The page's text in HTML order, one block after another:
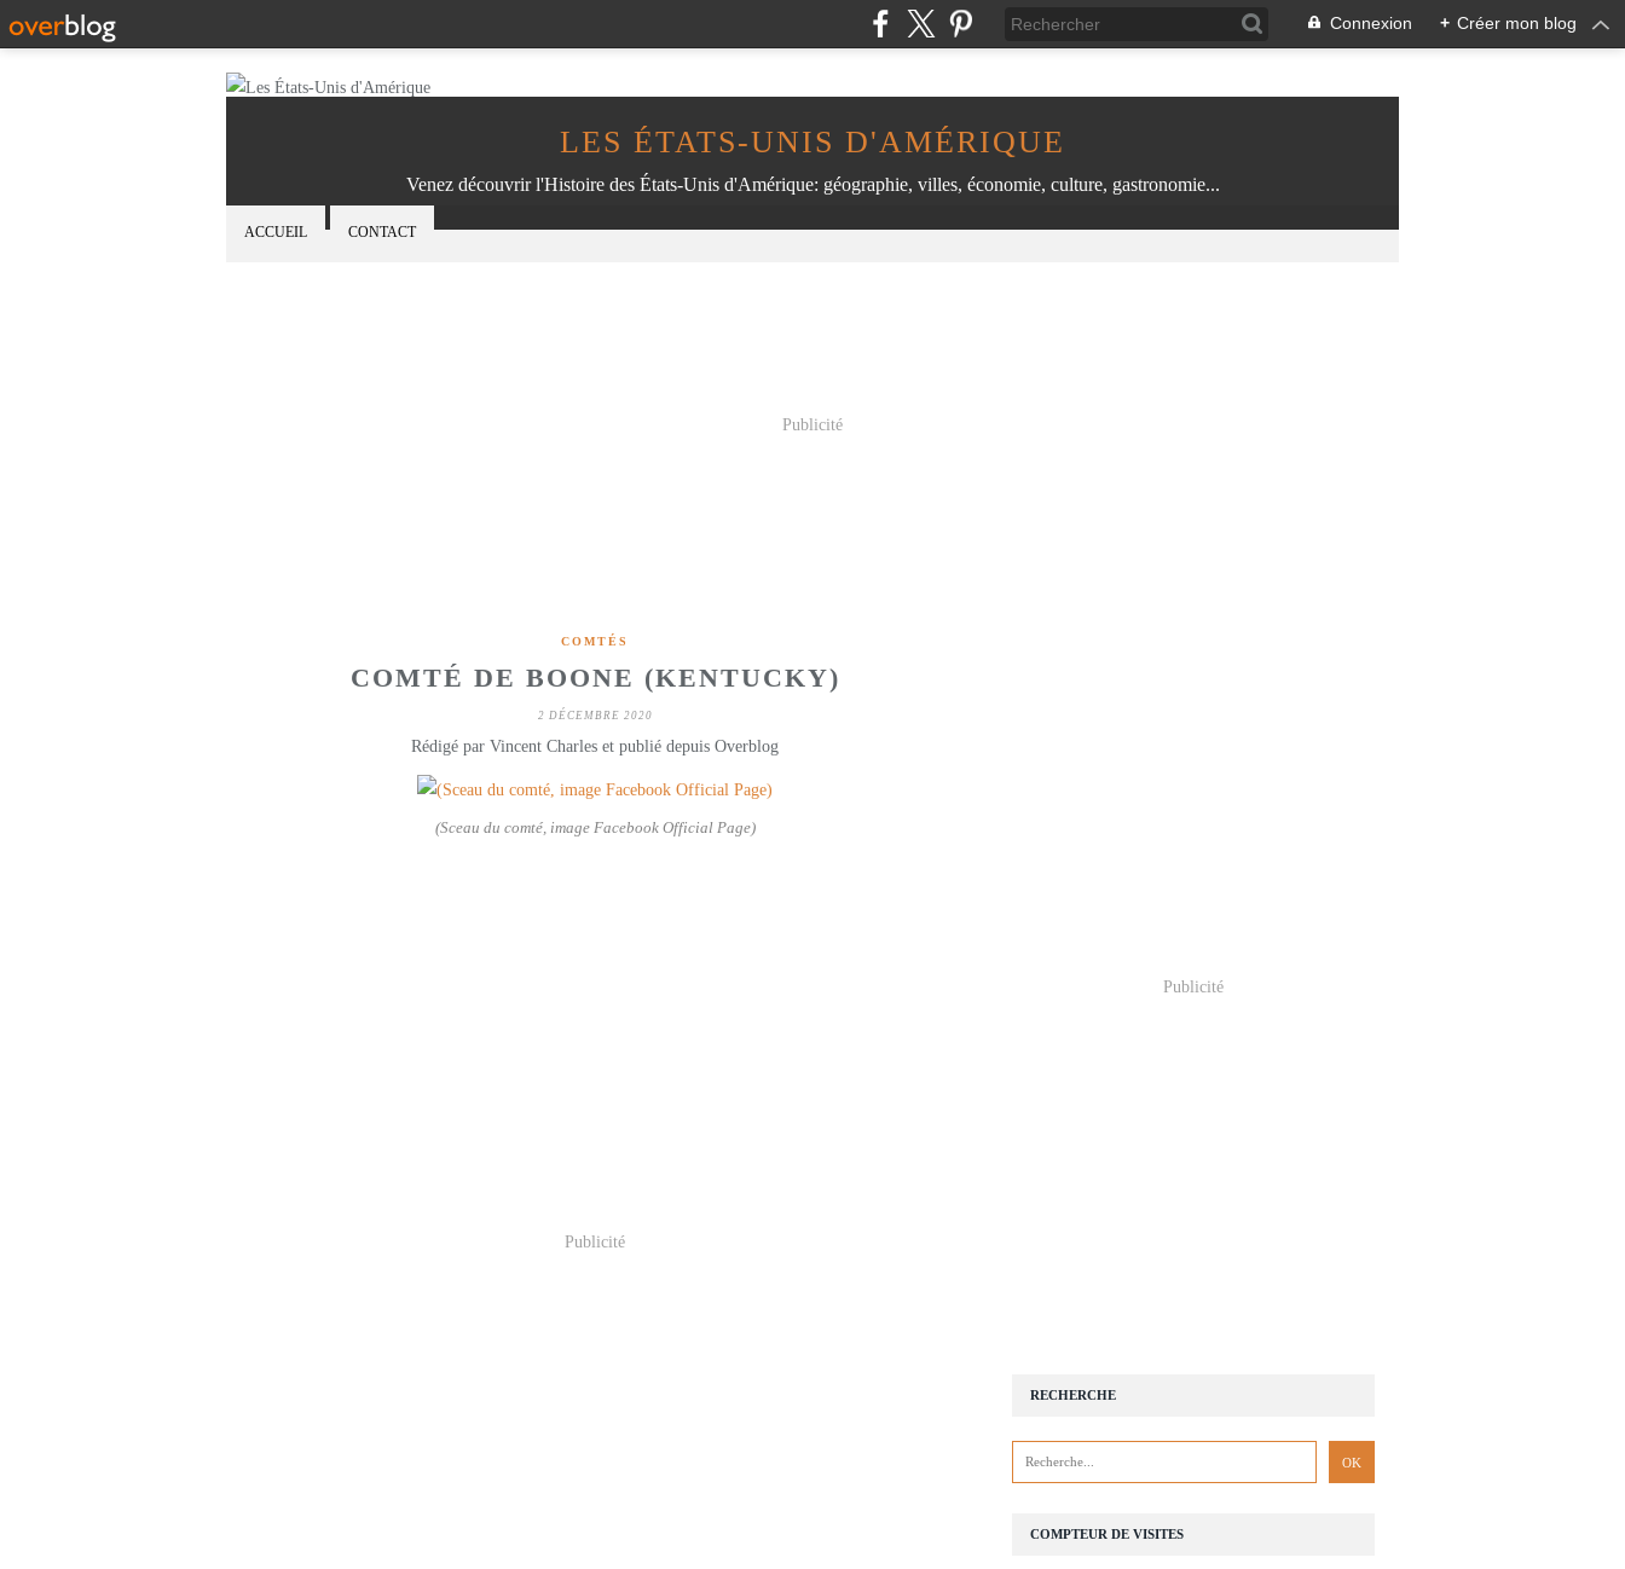
Connexion + Créer mon blog
LES ÉTATS-UNIS D'AMÉRIQUE
Venez découvrir l'Histoire des États-Unis d'Amérique: géographie, villes, économie, culture, gastronomie...
ACCUEIL CONTACT
Publicité
COMTÉS
COMTÉ DE BOONE (KENTUCKY)
2 DÉCEMBRE 2020
Rédigé par Vincent Charles et publié depuis Overblog
(Sceau du comté, image Facebook Official Page)
Publicité
Publicité
RECHERCHE
COMPTEUR DE VISITES